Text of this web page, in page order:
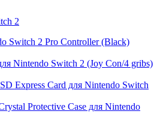
2
Switch 2 Pro Controller (Black)
Nintendo Switch 2 (Joy Con/4 gribs)
Express Card для Nintendo Switch
Protective Case для Nintendo